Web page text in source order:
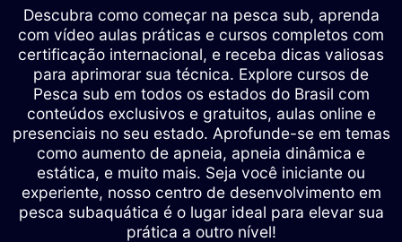
Descubra como começar na pesca sub, aprenda
com vídeo aulas práticas e cursos completos com
certificação internacional, e receba dicas valiosas
para aprimorar sua técnica. Explore cursos de
Pesca sub em todos os estados do Brasil com
conteúdos exclusivos e gratuitos, aulas online e
presenciais no seu estado. Aprofunde-se em temas
como aumento de apneia, apneia dinâmica e
estática, e muito mais. Seja você iniciante ou
experiente, nosso centro de desenvolvimento em
pesca subaquática é o lugar ideal para elevar sua
prática a outro nível!